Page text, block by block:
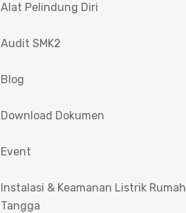
Alat Pelindung Diri
Audit SMK2
Blog
Download Dokumen
Event
Instalasi & Keamanan Listrik Rumah
Tangga